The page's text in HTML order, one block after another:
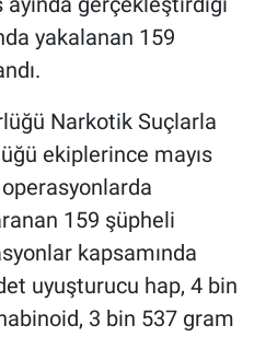
yakalanan 159
Narkotik Suçlarla
ekiplerince mayıs
159 şüpheli
kapsamında
uyuşturucu hap, 4 bin
3 bin 537 gram